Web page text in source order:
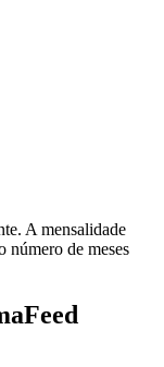
A mensalidade
número de meses